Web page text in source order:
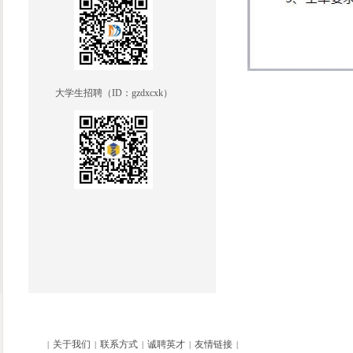
大学生招聘（ID： gzdxcxk）
| 关于我们 | 联系方式 | 诚聘英才 | 友情链接 |